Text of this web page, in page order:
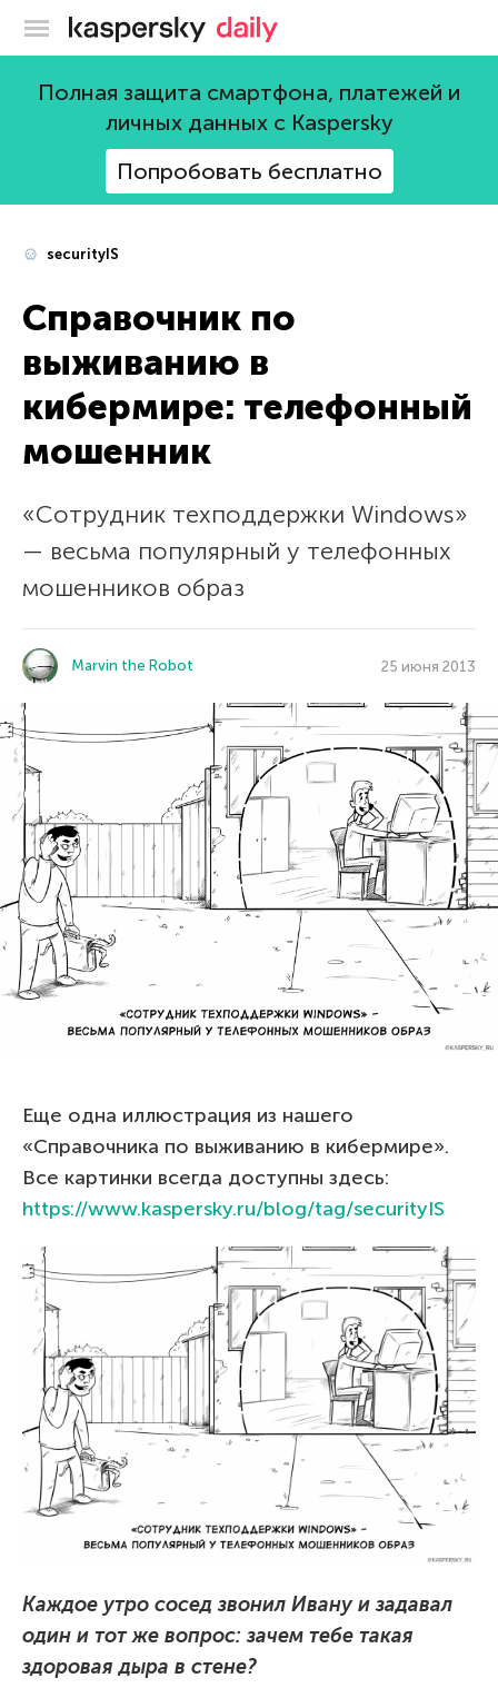
Блог Касперского
Полная защита смартфона, платежей и
личных данных с Kaspersky
Попробовать бесплатно
securityIS
Справочник по
выживанию в
кибермире: телефонный
мошенник
«Сотрудник техподдержки Windows»
— весьма популярный у телефонных
мошенников образ
Marvin the Robot 25 июня 2013
Еще одна иллюстрация из нашего
«Справочника по выживанию в кибермире».
Все картинки всегда доступны здесь:
https://www.kaspersky.ru/blog/tag/securityIS
Каждое утро сосед звонил Ивану и задавал
один и тот же вопрос: зачем тебе такая
здоровая дыра в стене?